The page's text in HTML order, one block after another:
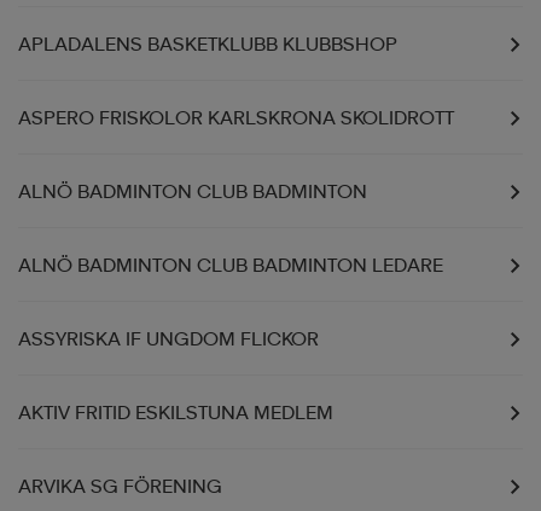
APLADALENS BASKETKLUBB KLUBBSHOP
ASPERO FRISKOLOR KARLSKRONA SKOLIDROTT
ALNÖ BADMINTON CLUB BADMINTON
ALNÖ BADMINTON CLUB BADMINTON LEDARE
ASSYRISKA IF UNGDOM FLICKOR
AKTIV FRITID ESKILSTUNA MEDLEM
ARVIKA SG FÖRENING